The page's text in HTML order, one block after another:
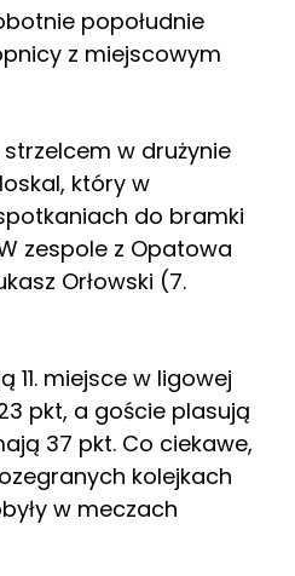
popołudnie
z miejscowym
w drużynie
który w
do bramki
zespole z Opatowa
Orłowski (7.
11. miejsce w ligowej
pkt, a goście plasują
37 pkt. Co ciekawe,
kolejkach
w meczach